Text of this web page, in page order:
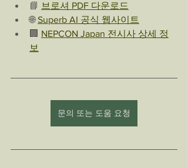
📘 브로셔 PDF 다운로드
🌐 Superb AI 공식 웹사이트
🏢 NEPCON Japan 전시사 상세 정
보
문의 또는 도움 요청